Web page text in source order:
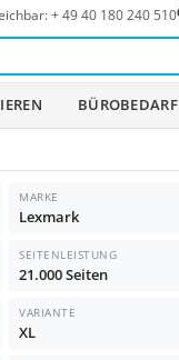
+ 49 40 180 240 510
BÜROBEDARF
MARKE
Lexmark
SEITENLEISTUNG
21.000 Seiten
VARIANTE
XL